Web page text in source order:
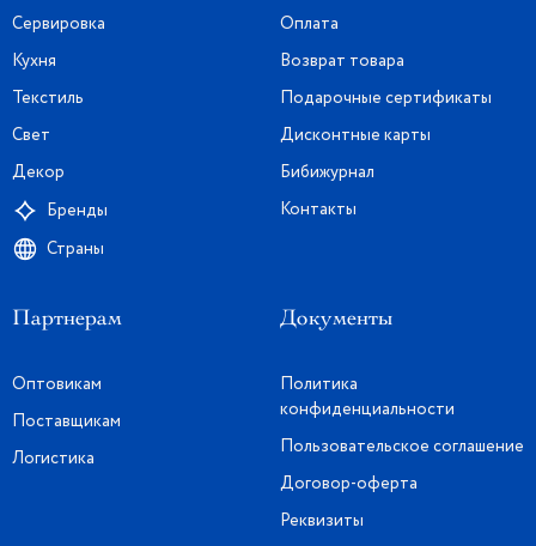
Сервировка
Кухня
Текстиль
Свет
Декор
Бренды
Страны
Оплата
Возврат товара
Подарочные сертификаты
Дисконтные карты
Бибижурнал
Контакты
Партнерам
Оптовикам
Поставщикам
Логистика
Документы
Политика
конфиденциальности
Пользовательское соглашение
Договор-оферта
Реквизиты